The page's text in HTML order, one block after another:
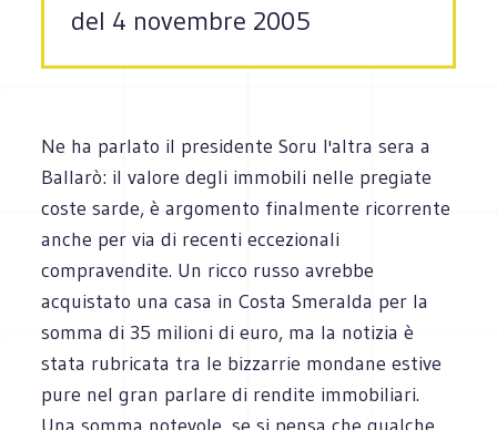
del 4 novembre 2005
Ne ha parlato il presidente Soru l'altra sera a
Ballarò: il valore degli immobili nelle pregiate
coste sarde, è argomento finalmente ricorrente
anche per via di recenti eccezionali
compravendite. Un ricco russo avrebbe
acquistato una casa in Costa Smeralda per la
somma di 35 milioni di euro, ma la notizia è
stata rubricata tra le bizzarrie mondane estive
pure nel gran parlare di rendite immobiliari.